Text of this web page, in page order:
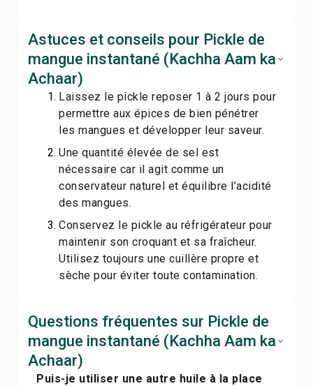
Astuces et conseils pour Pickle de
mangue instantané (Kachha Aam ka
Achaar)
Laissez le pickle reposer 1 à 2 jours pour
permettre aux épices de bien pénétrer
les mangues et développer leur saveur.
Une quantité élevée de sel est
nécessaire car il agit comme un
conservateur naturel et équilibre l’acidité
des mangues.
Conservez le pickle au réfrigérateur pour
maintenir son croquant et sa fraîcheur.
Utilisez toujours une cuillère propre et
sèche pour éviter toute contamination.
Questions fréquentes sur Pickle de
mangue instantané (Kachha Aam ka
Achaar)
Puis-je utiliser une autre huile à la place